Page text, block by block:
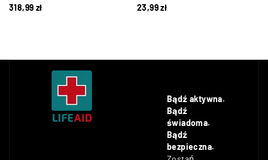
318,99 zł
23,99zł
Bądź aktywna.
Bądź
świadoma.
Bądź
bezpieczna.